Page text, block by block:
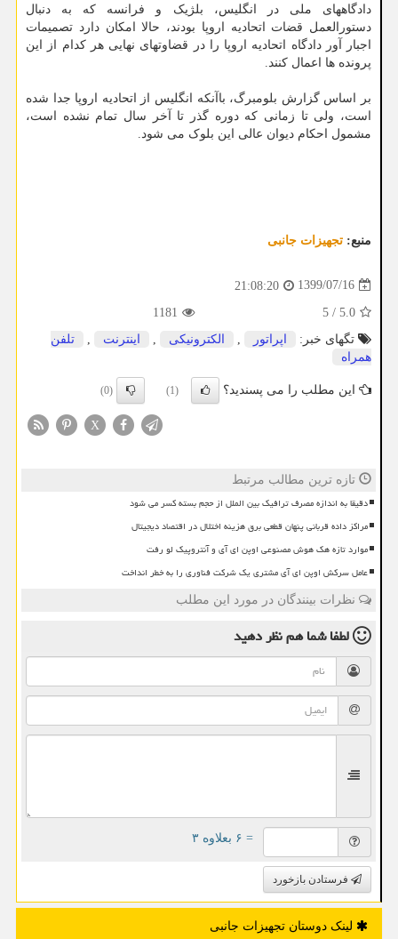
دادگاههای ملی در انگلیس، بلژیک و فرانسه که به دنبال
دستورالعمل قضات اتحادیه اروپا بودند، حالا امکان دارد تصمیمات
اجبار آور دادگاه اتحادیه اروپا را در قضاوتهای نهایی هر کدام از این
پرونده ها اعمال کنند.
بر اساس گزارش بلومبرگ، باآنکه انگلیس از اتحادیه اروپا جدا شده
است، ولی تا زمانی که دوره گذر تا آخر سال تمام نشده است،
مشمول احکام دیوان عالی این بلوک می شود.
منبع: تجهیزات جانبی
1399/07/16
21:08:20
5.0
/
5
1181
تگهای خبر:
اپراتور الكترونیكی اینترنت
تلفن
همراه
این مطلب را می پسندید؟ (1)
(0)
X
تازه ترین مطالب مرتبط
دقیقا به اندازه مصرف ترافیک بین الملل از حجم بسته کسر می شود
مراکز داده قربانی پنهان قطعی برق هزینه اختلال در اقتصاد دیجیتال
موارد تازه هک هوش مصنوعی اوپن ای آی و آنتروپیک لو رفت
عامل سرکش اوپن ای آی مشتری یک شرکت فناوری را به خطر انداخت
نظرات بینندگان در مورد این مطلب
لطفا شما همنظر دهید
= ۶ بعلاوه ۳
فرستادن بازخورد
لینک دوستان تجهیزات جانبی